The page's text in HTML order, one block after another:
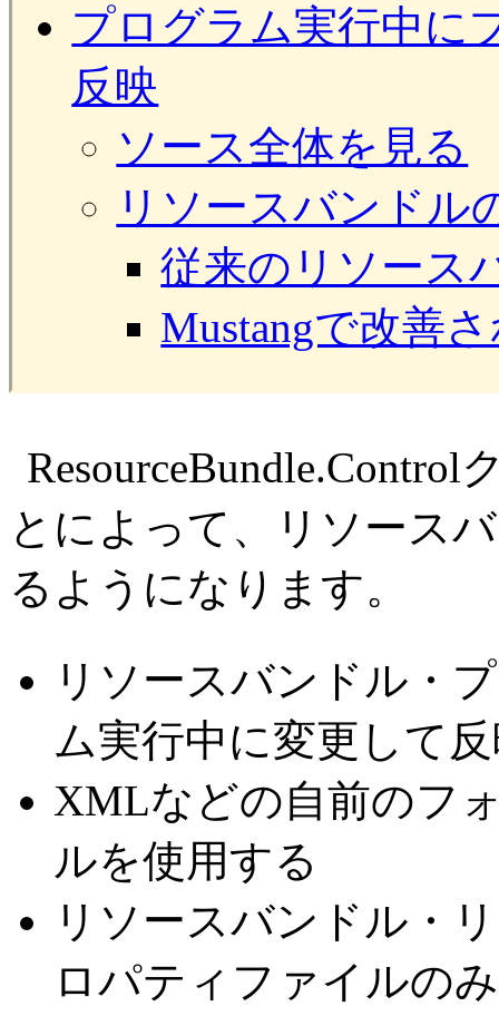
プログラム実行中に
反映
ソース全体を見る
リソースバンドル
従来のリソース
Mustangで改善
とによって、リソース
るようになります。
リソースバンドル・
ム実行中に変更して
XMLなどの自前のフ
ルを使用する
リソースバンドル・
ロパティファイルの